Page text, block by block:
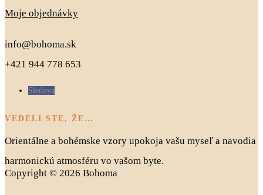
Moje objednávky
info@bohoma.sk
+421 944 778 653
Sledova
VEDELI STE, ŽE…
Orientálne a bohémske vzory upokoja vašu myseľ a navodia
harmonickú atmosféru vo vašom byte.
Copyright © 2026 Bohoma